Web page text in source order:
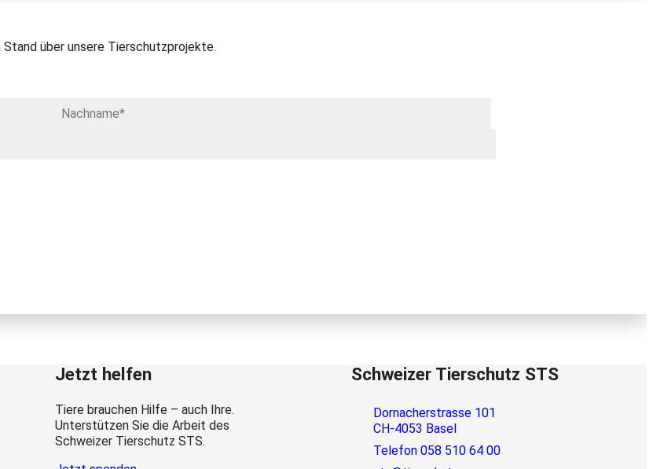
über unsere Tierschutzprojekte.
Jetzt helfen
Tiere brauchen Hilfe – auch Ihre.
Unterstützen Sie die Arbeit des
Schweizer Tierschutz STS.
Schweizer Tierschutz STS
Dornacherstrasse 101
CH-4053 Basel
Telefon 058 510 64 00